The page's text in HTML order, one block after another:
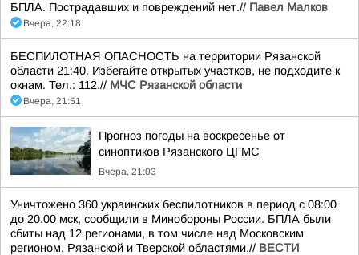
БПЛА. Пострадавших и повреждений нет.// Павел Малков
Вчера, 22:18
БЕСПИЛОТНАЯ ОПАСНОСТЬ на территории Рязанской
области 21:40. Избегайте открытых участков, не подходите к
окнам. Тел.: 112.// МЧС Рязанской области
Вчера, 21:51
Прогноз погоды на воскресенье от
синоптиков Рязанского ЦГМС
Вчера, 21:03
Уничтожено 360 украинских беспилотников в период с 08:00
до 20.00 мск, сообщили в Минобороны России. БПЛА были
сбиты над 12 регионами, в том числе над Московским
регионом, Рязанской и Тверской областями.// ВЕСТИ